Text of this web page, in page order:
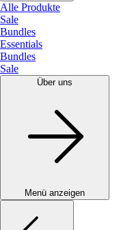
Alle Produkte
Sale
Bundles
Essentials
Bundles
Sale
Über uns
Menü anzeigen